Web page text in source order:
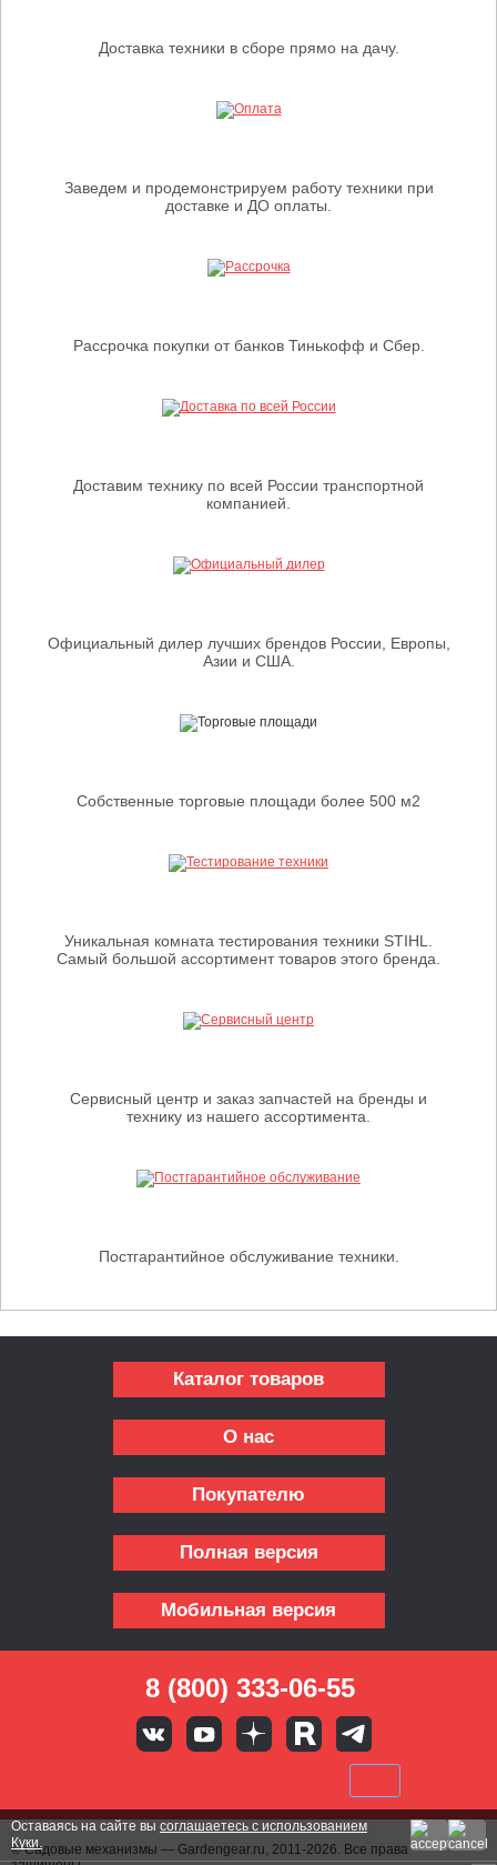
Доставка техники в сборе прямо на дачу.
Заведем и продемонстрируем работу техники при
доставке и ДО оплаты.
Рассрочка покупки от банков Тинькофф и Сбер.
Доставим технику по всей России транспортной
компанией.
Официальный дилер лучших брендов России, Европы,
Азии и США.
Собственные торговые площади более 500 м2
Уникальная комната тестирования техники STIHL.
Самый большой ассортимент товаров этого бренда.
Сервисный центр и заказ запчастей на бренды и
технику из нашего ассортимента.
Постгарантийное обслуживание техники.
Каталог товаров
О нас
Покупателю
Полная версия
Мобильная версия
8 (800) 333-06-55
© Садовые механизмы — Gardengear.ru, 2011-2026. Все права
Оставаясь на сайте вы соглашаетесь с использованием
Куки.